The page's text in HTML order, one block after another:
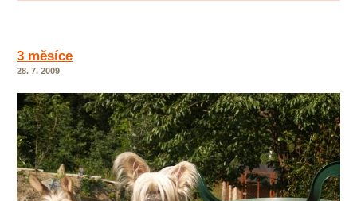
3 měsíce
28. 7. 2009